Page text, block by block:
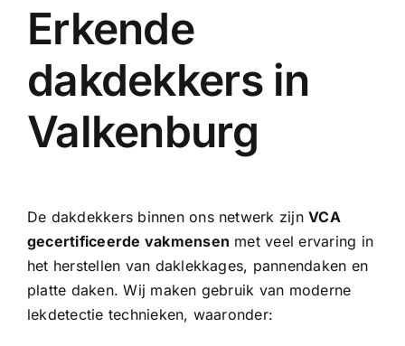
Erkende
dakdekkers in
Valkenburg
De dakdekkers binnen ons netwerk zijnVCA
gecertificeerde vakmensen met veel ervaring in
het herstellen van daklekkages, pannendaken en
platte daken. Wij maken gebruik van moderne
lekdetectie technieken, waaronder: